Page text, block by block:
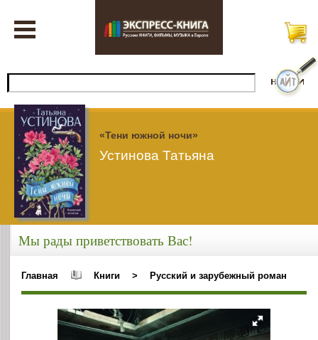
«Тени южной ночи»
Устинова Татьяна
Мы рады приветствовать Вас!
Главная Книги > Русский и зарубежный роман